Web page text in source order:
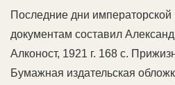
Последние дни
документам составил
Алконост, 1921 г. 168 с.
Бумажная издательская